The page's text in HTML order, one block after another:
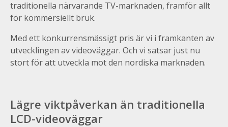
traditionella närvarande TV-marknaden, framför allt
för kommersiellt bruk.
Med ett konkurrensmässigt pris är vi i framkanten av
utvecklingen av videoväggar. Och vi satsar just nu
stort för att utveckla mot den nordiska marknaden.
Lägre viktpåverkan än traditionella
LCD-videoväggar